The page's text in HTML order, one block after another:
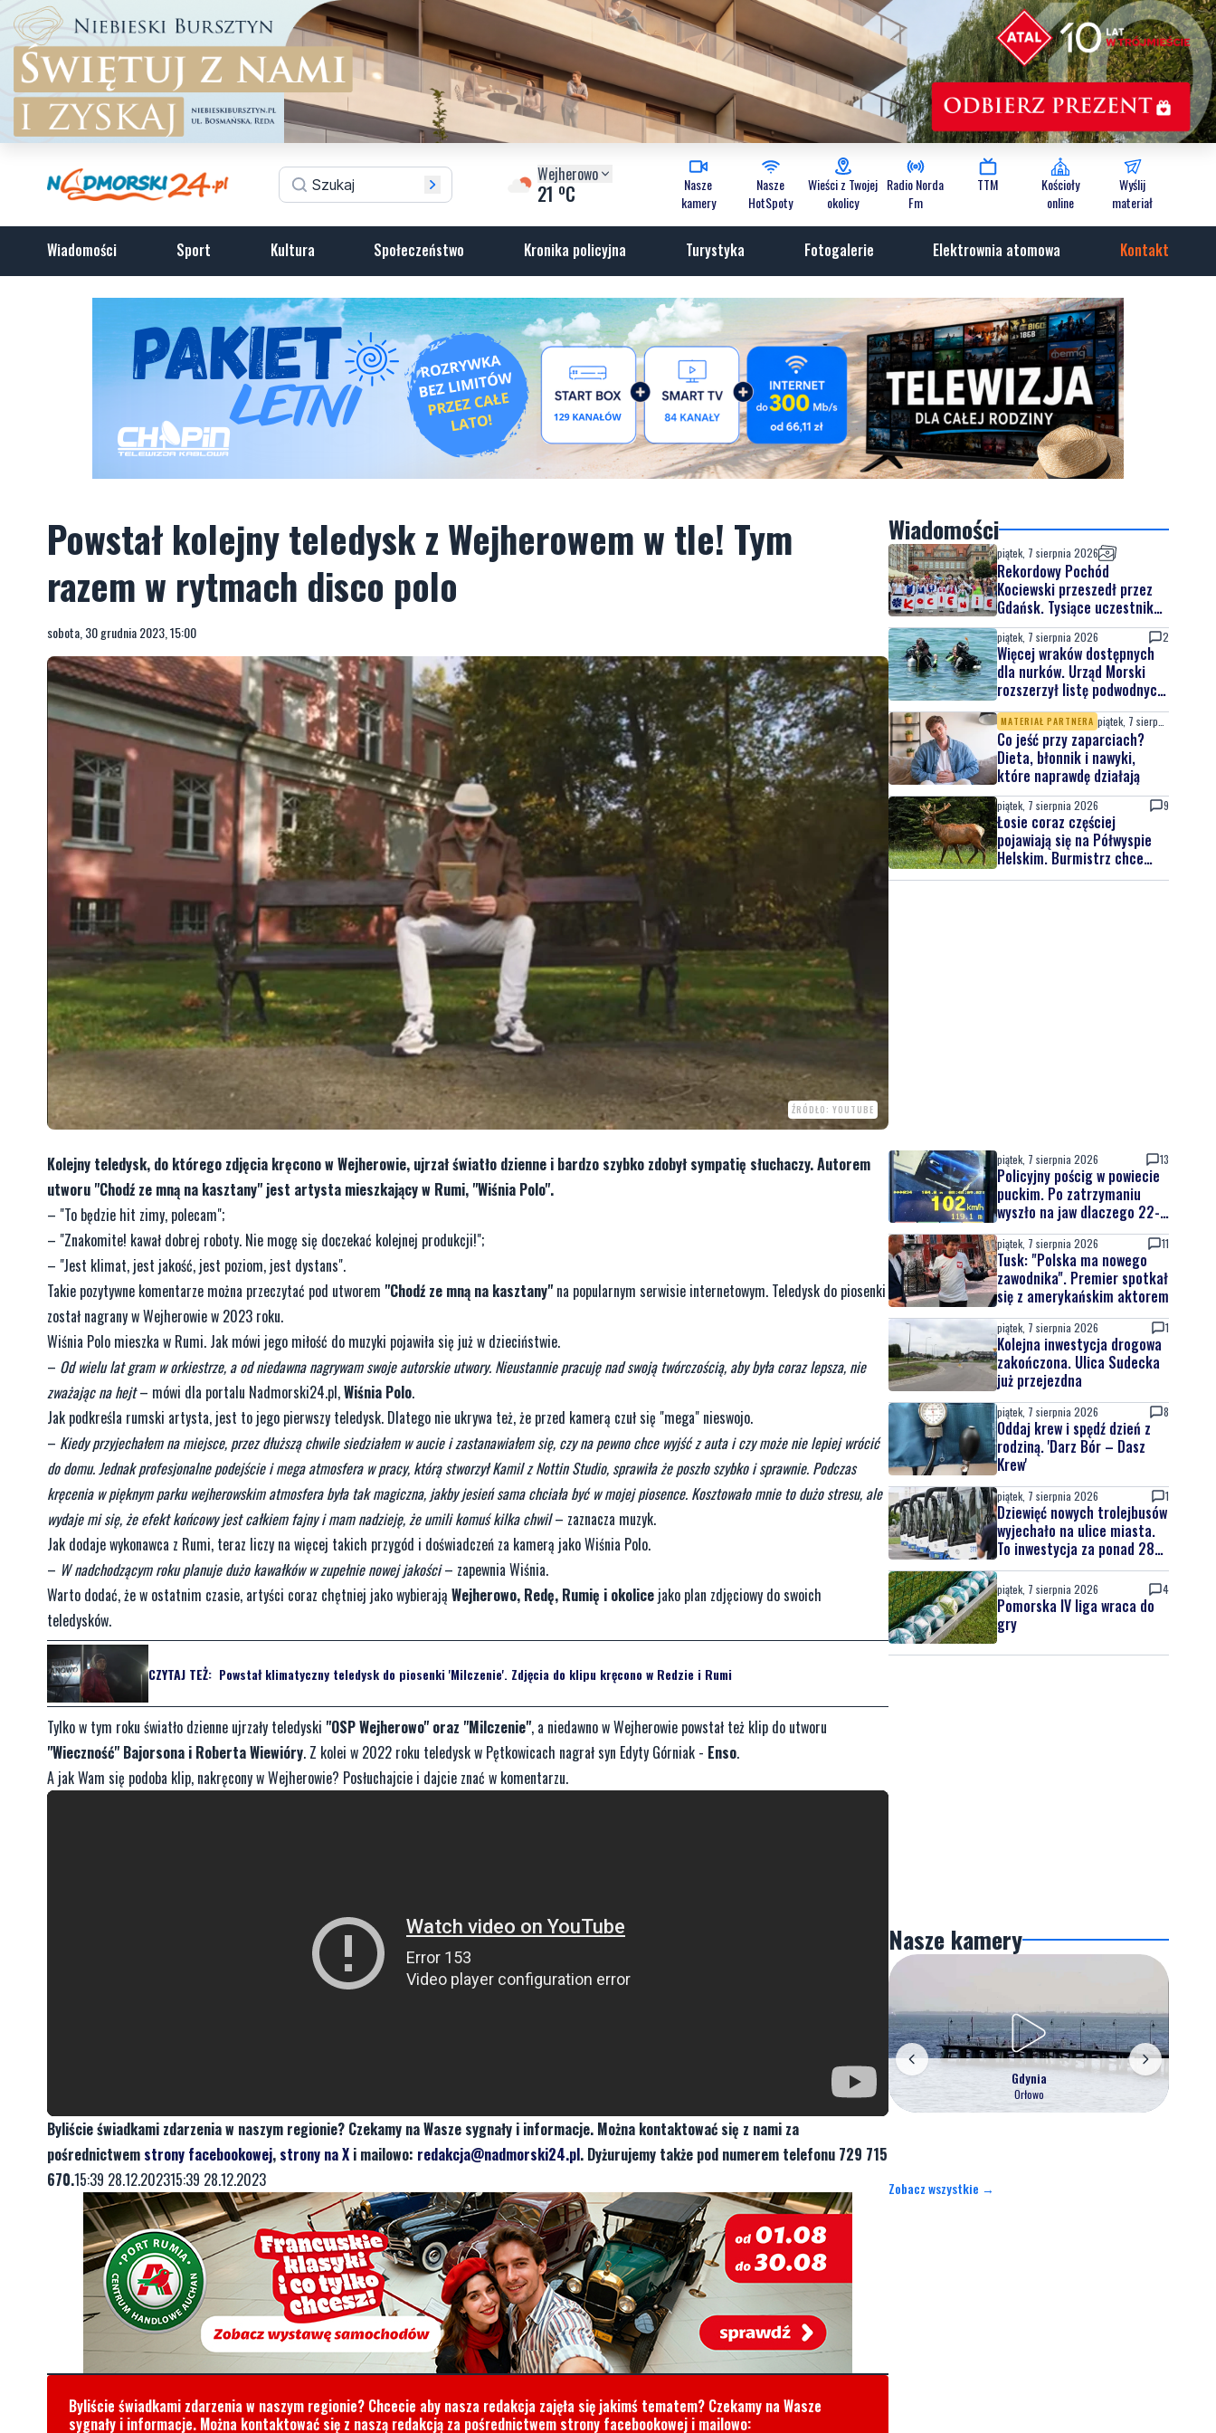
Wejherowo
21 oC
Nasze
kamery
Nasze
HotSpoty
Wieści z Twojej
okolicy
Radio Norda
Fm
TTM
Kościoły
online
Wyślij
materiał
Wiadomości Sport Kultura Społeczeństwo Kronika policyjna Turystyka Fotogalerie Elektrownia atomowa Kontakt
Powstał kolejny teledysk z Wejherowem w tle! Tym
razem w rytmach disco polo
sobota, 30 grudnia 2023, 15:00
ŹRÓDŁO: YOUTUBE
Kolejny teledysk, do którego zdjęcia kręcono w Wejherowie, ujrzał światło dzienne i bardzo szybko zdobył sympatię słuchaczy. Autorem
utworu "Chodź ze mną na kasztany" jest artysta mieszkający w Rumi, "Wiśnia Polo".
– "To będzie hit zimy, polecam";
– "Znakomite! kawał dobrej roboty. Nie mogę się doczekać kolejnej produkcji!";
– "Jest klimat, jest jakość, jest poziom, jest dystans".
Takie pozytywne komentarze można przeczytać pod utworem "Chodź ze mną na kasztany"na popularnym serwisie internetowym. Teledysk do piosenki
został nagrany w Wejherowie w 2023 roku.
Wiśnia Polo mieszka w Rumi. Jak mówi jego miłość do muzyki pojawiła się już w dzieciństwie.
– Od wielu lat gram w orkiestrze, a od niedawna nagrywam swoje autorskie utwory. Nieustannie pracuję nad swoją twórczością, aby była coraz lepsza, nie
zważając na hejt– mówi dla portalu Nadmorski24.pl,Wiśnia Polo.
Jak podkreśla rumski artysta, jest to jego pierwszy teledysk. Dlatego nie ukrywa też, że przed kamerą czuł się "mega" nieswojo.
– Kiedy przyjechałem na miejsce, przez dłuższą chwile siedziałem w aucie i zastanawiałem się, czy na pewno chce wyjść z auta i czy może nie lepiej wrócić
do domu. Jednak profesjonalne podejście i mega atmosfera w pracy, którą stworzył Kamil z Nottin Studio, sprawiła że poszło szybko i sprawnie. Podczas
kręcenia w pięknym parku wejherowskim atmosfera była tak magiczna, jakby jesień sama chciała być w mojej piosence. Kosztowało mnie to dużo stresu, ale
wydaje mi się, że efekt końcowy jest całkiem fajny i mam nadzieję, że umili komuś kilka chwil– zaznacza muzyk.
Jak dodaje wykonawca z Rumi, teraz liczy na więcej takich przygód i doświadczeń za kamerą jako Wiśnia Polo.
– W nadchodzącym roku planuje dużo kawałków w zupełnie nowej jakości– zapewnia Wiśnia.
Warto dodać, że w ostatnim czasie, artyści coraz chętniej jako wybierają Wejherowo, Redę, Rumię i okolice jako plan zdjęciowy do swoich
teledysków.
CZYTAJ TEŻ: Powstał klimatyczny teledysk do piosenki 'Milczenie'. Zdjęcia do klipu kręcono w Redzie i Rumi
Tylko w tym roku światło dzienne ujrzały teledyski "OSP Wejherowo" oraz "Milczenie", a niedawno w Wejherowie powstał też klip do utworu
"Wieczność" Bajorsona i Roberta Wiewióry. Z kolei w 2022 roku teledysk w Pętkowicach nagrał syn Edyty Górniak - Enso.
A jak Wam się podoba klip, nakręcony w Wejherowie? Posłuchajcie i dajcie znać w komentarzu.
Byliście świadkami zdarzenia w naszym regionie? Czekamy na Wasze sygnały i informacje. Można kontaktować się z nami za
pośrednictwem strony facebookowej, strony na X i mailowo: redakcja@nadmorski24.pl. Dyżurujemy także pod numerem telefonu 729 715
670.15:39 28.12.202315:39 28.12.2023
Byliście świadkami zdarzenia w naszym regionie? Chcecie aby nasza redakcja zajęła się jakimś tematem? Czekamy na Wasze
sygnały i informacje. Można kontaktować się z naszą redakcją za pośrednictwem strony facebookowej i mailowo:
Wiadomości
piątek, 7 sierpnia 2026
Rekordowy Pochód
Kociewski przeszedł przez
Gdańsk. Tysiące uczestników
na jubileuszowej edycji
piątek, 7 sierpnia 2026 2
Więcej wraków dostępnych
dla nurków. Urząd Morski
rozszerzył listę podwodnych
atrakcji
MATERIAŁ PARTNERA
Co jeść przy zaparciach?
Dieta, błonnik i nawyki,
które naprawdę działają
piątek, 7 sierpnia 2026 9
Łosie coraz częściej
pojawiają się na Półwyspie
Helskim. Burmistrz chce
nowych znaków drogowych
piątek, 7 sierpnia 2026 13
Policyjny pościg w powiecie
puckim. Po zatrzymaniu
wyszło na jaw dlaczego 22-
latek uciekał
piątek, 7 sierpnia 2026 11
Tusk: "Polska ma nowego
zawodnika". Premier spotkał
się z amerykańskim aktorem
piątek, 7 sierpnia 2026 1
Kolejna inwestycja drogowa
zakończona. Ulica Sudecka
już przejezdna
piątek, 7 sierpnia 2026 8
Oddaj krew i spędź dzień z
rodziną. 'Darz Bór – Dasz
Krew'
piątek, 7 sierpnia 2026 1
Dziewięć nowych trolejbusów
wyjechało na ulice miasta.
To inwestycja za ponad 28
mln zł
piątek, 7 sierpnia 2026 4
Pomorska IV liga wraca do
gry
Nasze kamery
Gdynia
Orłowo
Zobacz wszystkie →